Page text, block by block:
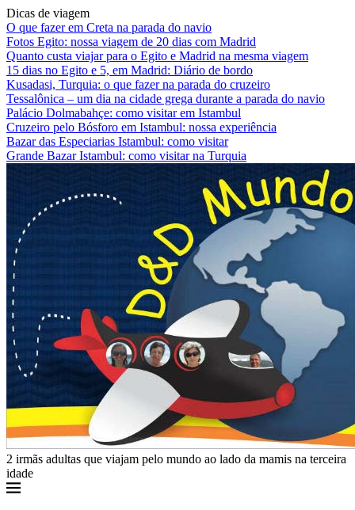
Dicas de viagem
O que fazer em Creta na parada do navio
Fotos Egito: nossa viagem de 20 dias com Madrid
Quanto custa viajar para o Egito e Madrid na mesma viagem
15 dias no Egito e 5, em Madrid: Diário de bordo
Kusadasi, Turquia: o que fazer na parada do cruzeiro
Tessalônica – um dia na cidade grega durante a parada do navio
Palácio Dolmabahçe: como visitar em Istambul
Cruzeiro pelo Bósforo em Istambul: nossa experiência
Bazar das Especiarias Istambul: como visitar
Grande Bazar Istambul: como visitar na Turquia
2 irmãs adultas que viajam pelo mundo ao lado da mamis na terceira
idade